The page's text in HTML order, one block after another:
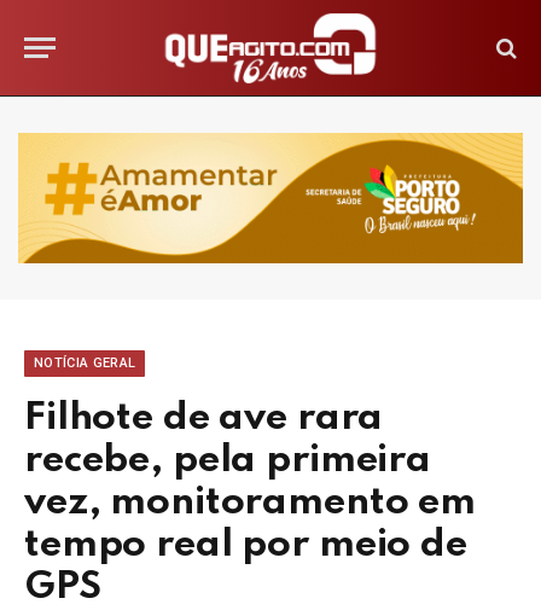
NOTÍCIA GERAL
Filhote de ave rara
recebe, pela primeira
vez, monitoramento em
tempo real por meio de
GPS